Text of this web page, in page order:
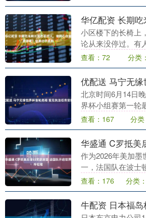
扰。 动不动就腹
天，有时候又....
小区楼下的长椅上
论从来没停过。有
身体硬朗气色好；
米，饮食清淡更养
都有这样的固有....
查看：72 分类
北京时间6月14日
界杯小组赛第一轮
名单，中国裁判马
小组赛首轮，国际
排执法任务。 ....
查看：167 分
作为2026年美加墨
一，法国队在波士
美国后的首次训练
利塞等主力球员纷
营设在距离波....
查看：176 分类